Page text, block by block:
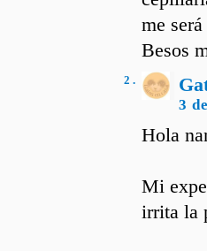
me
Besos
2 .
3
Hola
Mi
irrita la